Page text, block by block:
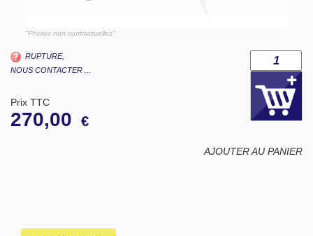
"Photos non contractuelles"
RUPTURE,
NOUS CONTACTER ...
Prix TTC
270,00 €
AJOUTER AU PANIER